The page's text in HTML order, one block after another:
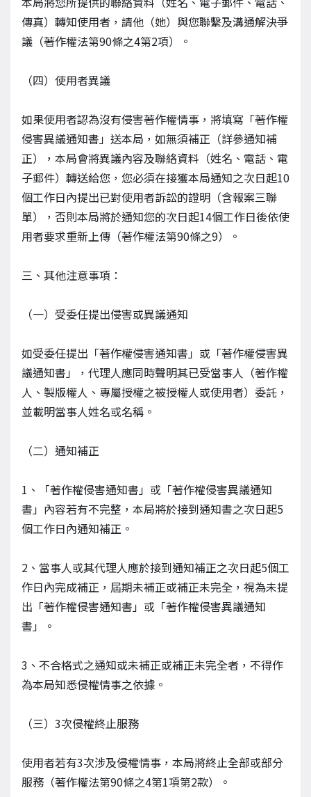
傳真）轉知使用者，請他（她）與您聯繫及溝通解決爭
議（著作權法第90條之4第2項）。
（四）使用者異議
如果使用者認為沒有侵害著作權情事，將填寫「著作權
侵害異議通知書」送本局，如無須補正（詳參通知補
正），本局會將異議內容及聯絡資料（姓名、電話、電
子郵件）轉送給您，您必須在接獲本局通知之次日起10
個工作日內提出已對使用者訴訟的證明（含報案三聯
單），否則本局將於通知您的次日起14個工作日後依使
用者要求重新上傳（著作權法第90條之9）。
三、其他注意事項：
（一）受委任提出侵害或異議通知
如受委任提出「著作權侵害通知書」或「著作權侵害異
議通知書」，代理人應同時聲明其已受當事人（著作權
人、製版權人、專屬授權之被授權人或使用者）委託，
並載明當事人姓名或名稱。
（二）通知補正
1、「著作權侵害通知書」或「著作權侵害異議通知
書」內容若有不完整，本局將於接到通知書之次日起5
個工作日內通知補正。
2、當事人或其代理人應於接到通知補正之次日起5個工
作日內完成補正，屆期未補正或補正未完全，視為未提
出「著作權侵害通知書」或「著作權侵害異議通知
書」。
3、不合格式之通知或未補正或補正未完全者，不得作
為本局知悉侵權情事之依據。
（三）3次侵權終止服務
使用者若有3次涉及侵權情事，本局將終止全部或部分
服務（著作權法第90條之4第1項第2款）。